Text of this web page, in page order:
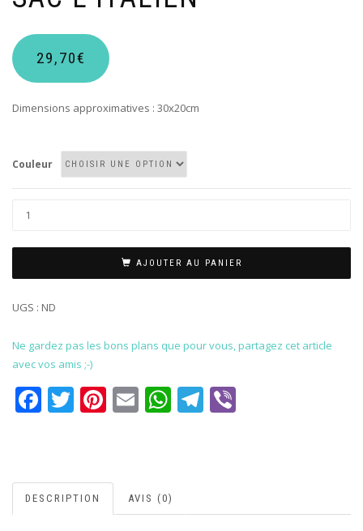
29,70€
Dimensions approximatives : 30x20cm
Couleur
AJOUTER AU PANIER
UGS : ND
Ne gardez pas les bons plans que pour vous, partagez cet article
avec vos amis ;-)
Facebook
Twitter
Pinterest
EmailWhatsApp
Telegram
DESCRIPTION AVIS (0)